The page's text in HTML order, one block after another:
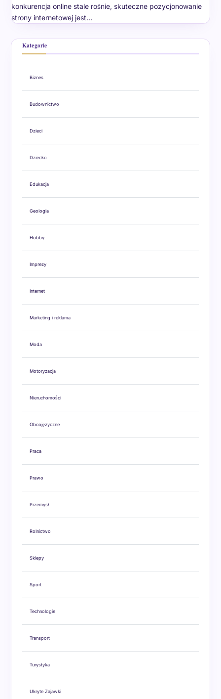
konkurencja online stale rośnie, skuteczne pozycjonowanie
strony internetowej jest…
Kategorie
Biznes
Budownictwo
Dzieci
Dziecko
Edukacja
Geologia
Hobby
Imprezy
Internet
Marketing i reklama
Moda
Motoryzacja
Nieruchomości
Obcojęzyczne
Praca
Prawo
Przemysł
Rolnictwo
Sklepy
Sport
Technologie
Transport
Turystyka
Ukryte Zajawki